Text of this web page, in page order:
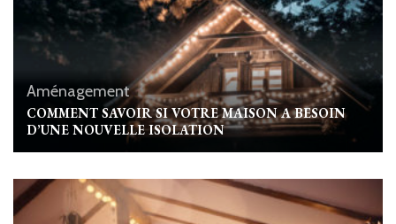
Aménagement
COMMENT SAVOIR SI VOTRE MAISON A BESOIN
D’UNE NOUVELLE ISOLATION